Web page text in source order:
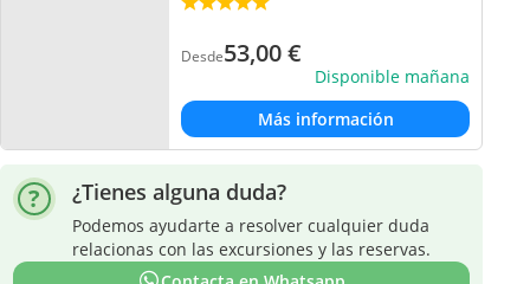
Desde53,00€
Disponible mañana
Más información
¿Tienes alguna duda?
Podemos ayudarte a resolver cualquier duda
relacionas con las excursiones y las reservas.